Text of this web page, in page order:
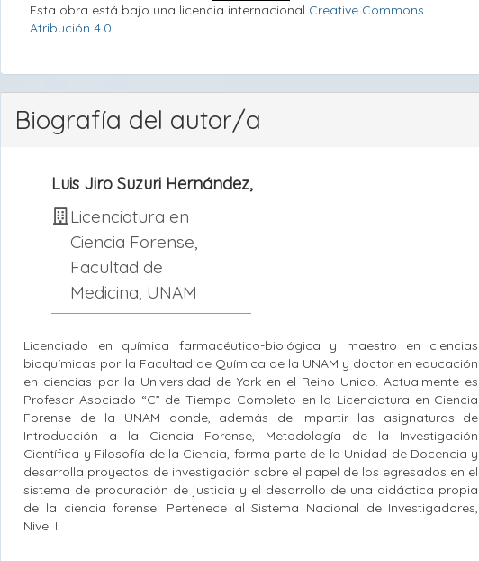
Esta obra está bajo una licencia internacional Creative Commons
Atribución 4.0.
Biografía del autor/a
Luis Jiro Suzuri Hernández,
Licenciatura en
Ciencia Forense,
Facultad de
Medicina, UNAM
Licenciado en química farmacéutico-biológica y maestro en ciencias
bioquímicas por la Facultad de Química de la UNAM y doctor en educación
en ciencias por la Universidad de York en el Reino Unido. Actualmente es
Profesor Asociado “C” de Tiempo Completo en la Licenciatura en Ciencia
Forense de la UNAM donde, además de impartir las asignaturas de
Introducción a la Ciencia Forense, Metodología de la Investigación
Científica y Filosofía de la Ciencia, forma parte de la Unidad de Docencia y
desarrolla proyectos de investigación sobre el papel de los egresados en el
sistema de procuración de justicia y el desarrollo de una didáctica propia
de la ciencia forense. Pertenece al Sistema Nacional de Investigadores,
Nivel I.